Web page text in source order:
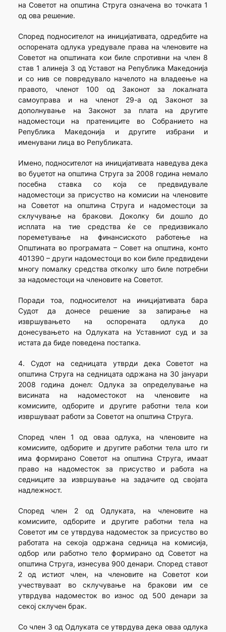
на Советот на општина Струга означена во точката 1
од ова решение.
Според подносителот на иницијативата, одредбите на
оспорената одлука уредувале права на членовите на
Советот на општината кои биле спротивни на член 8
став 1 алинеја 3 од Уставот на Република Македонија
и со нив се повредувало начелото на владеење на
правото, членот 100 од Законот за локалната
самоуправа и на членот 29-а од Законот за
дополнување на Законот за плата на другите
надоместоци на пратениците во Собранието на
Република Македонија и другите избрани и
именувани лица во Републиката.
Имено, подносителот на иницијативата наведува дека
во буџетот на општина Струга за 2008 година немало
посебна ставка со која се предвидувале
надоместоци за присуство на комисии на членовите
на Советот на општина Струга и надоместоци за
склучување на бракови. Доколку би дошло до
исплата на тие средства ќе се предизвикало
пореметување на финансиското работење на
Општината во програмата – Совет на општина, конто
401390 – други надоместоци во кои биле предвидени
многу помалку средства отколку што биле потребни
за надоместоци на членовите на Советот.
Поради тоа, подносителот на иницијативата бара
Судот да донесе решение за запирање на
извршувањето на оспорената одлука до
донесувањето на Одлуката на Уставниот суд и за
истата да биде поведена постапка.
4. Судот на седницата утврди дека Советот на
општина Струга на седницата одржана на 30 јануари
2008 година донел: Одлука за определу­вање на
висината на надоместокот на членовите на
комисиите, одборите и другите работни тела кои
извршуваат работи за Советот на општина Струга.
Според член 1 од оваа одлука, на членовите на
комисиите, одборите и другите работни тела што ги
има формирано Советот на општина Струга, имаат
право на надоместок за присуство и работа на
седниците за извршување на задачите од својата
надлежност.
Според член 2 од Одлуката, на членовите на
комисиите, одборите и другите работни тела на
Советот им се утврдува надоместок за присуство во
работата на секоја одржана седница на комисија,
одбор или работно тело формирано од Советот на
општина Струга, изнесува 900 денари. Според ставот
2 од истиот член, на членовите на Советот кои
учествуваат во склучување на бракови им се
утврдува надоместок во износ од 500 денари за
секој склучен брак.
Со член 3 од Одлуката се утврдува дека оваа одлука